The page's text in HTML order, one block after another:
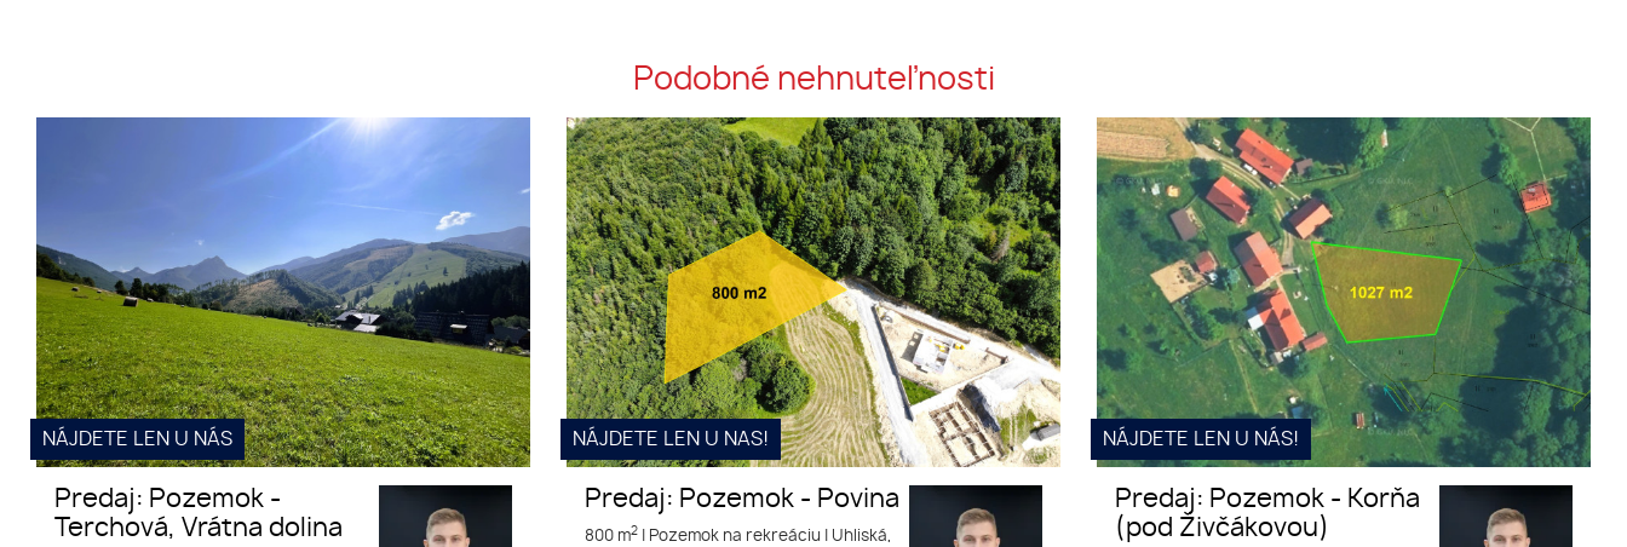
Podobné nehnuteľnosti
Predaj: Pozemok - Terchová, Vrátna
NÁJDETE LEN U NÁS
Predaj: Pozemok -
Terchová, Vrátna dolina
Predaj: Pozemok - Povina
NÁJDETE LEN U NAS!
Predaj: Pozemok - Povina
800 m2 Pozemok na rekreáciu Uhliská,
Predaj: Pozemok - Korňa (pod
Živčákovou)
NÁJDETE LEN U NÁS!
Predaj: Pozemok - Korňa
(pod Živčákovou)